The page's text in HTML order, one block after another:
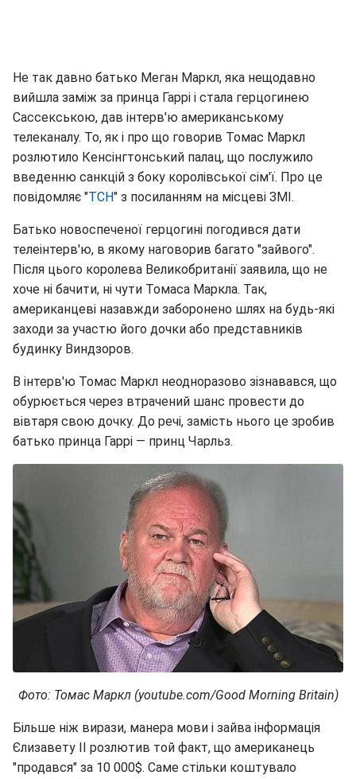
Не так давно батько Меган Маркл, яка нещодавно
вийшла заміж за принца Гаррі і стала герцогинею
Сассекською, дав інтерв'ю американському
телеканалу. То, як і про що говорив Томас Маркл
розлютило Кенсінгтонський палац, що послужило
введенню санкцій з боку королівської сім'ї. Про це
повідомляє "ТСН" з посиланням на місцеві ЗМІ.
Батько новоспеченої герцогині погодився дати
телеінтерв'ю, в якому наговорив багато "зайвого".
Після цього королева Великобританії заявила, що не
хоче ні бачити, ні чути Томаса Маркла. Так,
американцеві назавжди заборонено шлях на будь-які
заходи за участю його дочки або представників
будинку Виндзоров.
В інтерв'ю Томас Маркл неодноразово зізнавався, що
обурюється через втрачений шанс провести до
вівтаря свою дочку. До речі, замість нього це зробив
батько принца Гаррі — принц Чарльз.
Фото: Томас Маркл (youtube.com/Good Morning Britain)
Більше ніж вирази, манера мови і зайва інформація
Єлизавету II розлютив той факт, що американець
"продався" за 10 000$. Саме стільки коштувало